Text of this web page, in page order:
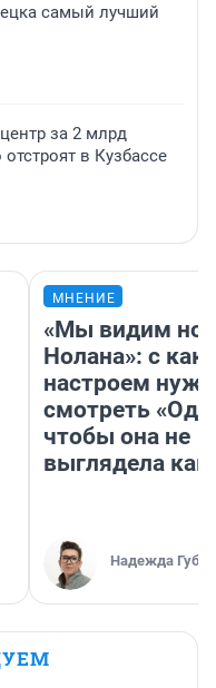
самый лучший
за 2 млрд
в Кузбассе
МНЕНИЕ
«Мы видим
Нолана»: с
настроем
смотреть
чтобы она не
выглядела как
Надежда